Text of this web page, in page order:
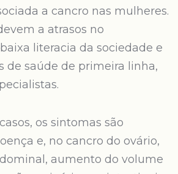
a cancro nas mulheres.
a atrasos no
literacia da sociedade e
de saúde de primeira linha,
os sintomas são
e, no cancro do ovário,
aumento do volume